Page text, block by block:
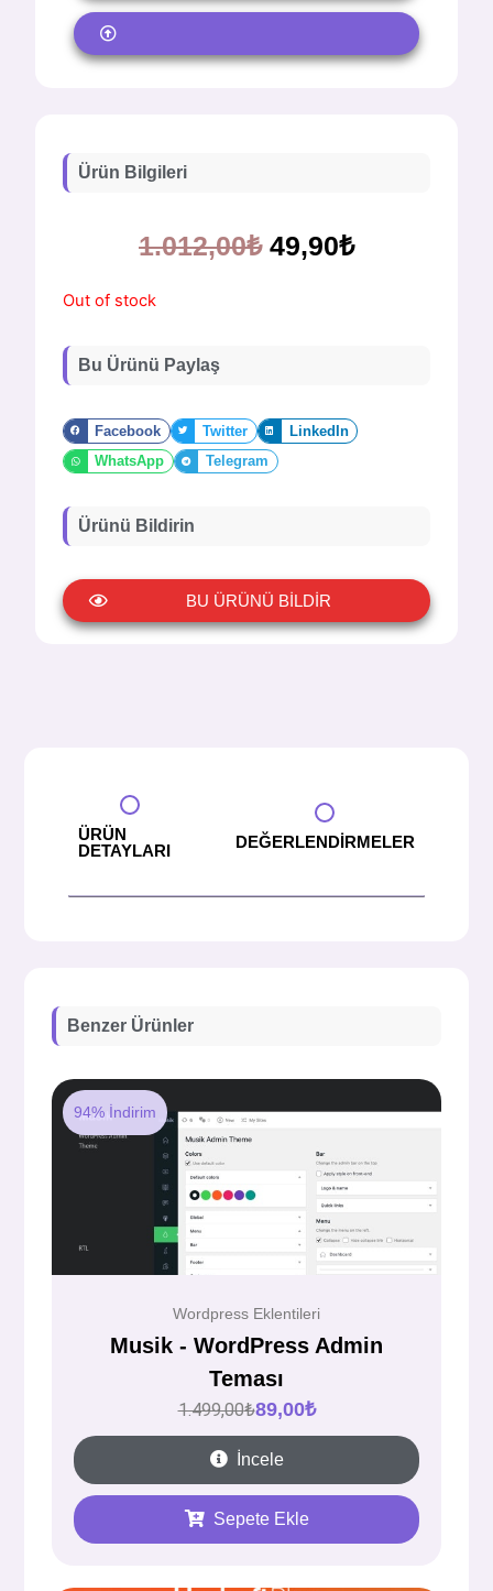
Ürün Bilgileri
1.012,00₺ 49,90₺
Out of stock
Bu Ürünü Paylaş
Facebook Twitter
LinkedIn
WhatsApp
Telegram
Ürünü Bildirin
BU ÜRÜNÜ BİLDİR
ÜRÜN
DETAYLARI
DEĞERLENDİRMELER
Benzer Ürünler
94% İndirim
Wordpress Eklentileri
Musik - WordPress Admin
Teması
1.499,00₺89,00₺
İncele
Sepete Ekle